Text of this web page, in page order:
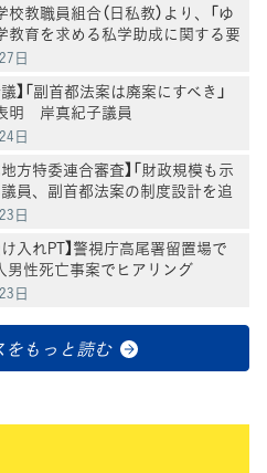
教職員組合（日私教）より、「ゆ
教育を求める私学助成に関する要
意見交換
日
】「副首都法案は廃案にすべき」
明 岸真紀子議員
日
地方特委連合審査】「財政規模も示
議員、副首都法案の制度設計を追
日
け入れPT】警視庁高尾署留置場で
男性死亡事案でヒアリング
日
をもっと読む